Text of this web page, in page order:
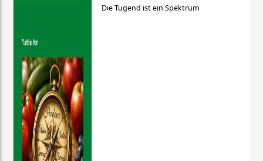
Die Tugend ist ein Spektrum